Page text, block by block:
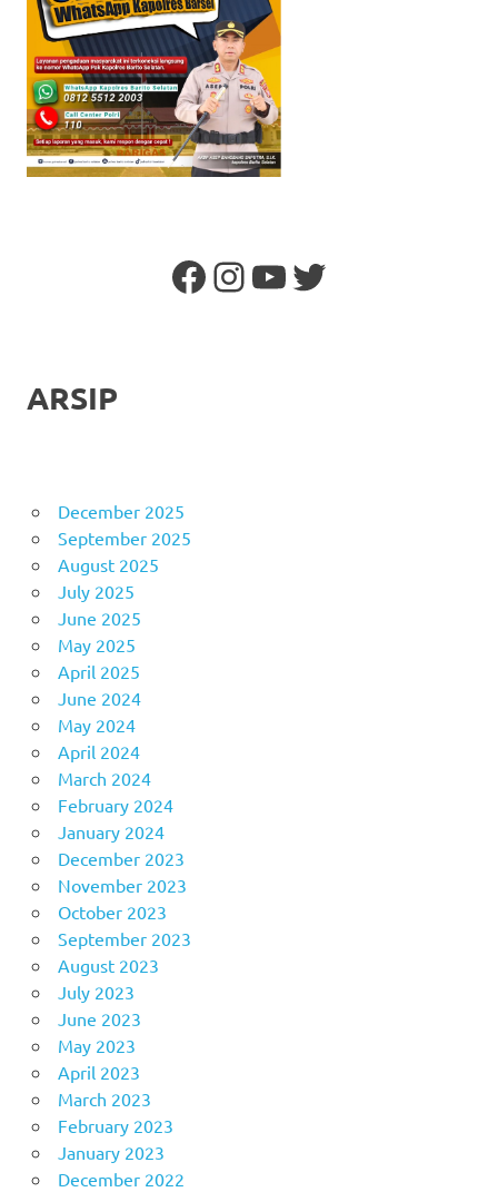
Facebook
Instagram
YouTube
Twitter
ARSIP
December 2025
September 2025
August 2025
July 2025
June 2025
May 2025
April 2025
June 2024
May 2024
April 2024
March 2024
February 2024
January 2024
December 2023
November 2023
October 2023
September 2023
August 2023
July 2023
June 2023
May 2023
April 2023
March 2023
February 2023
January 2023
December 2022